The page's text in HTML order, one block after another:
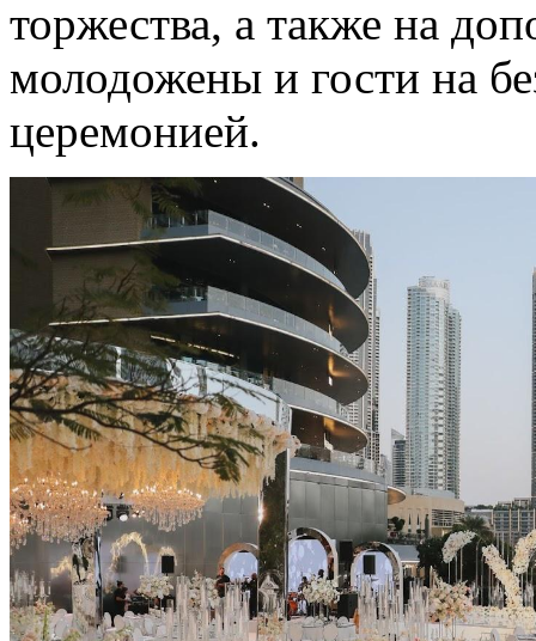
торжества, а также на
молодожены и гости на
церемонией.